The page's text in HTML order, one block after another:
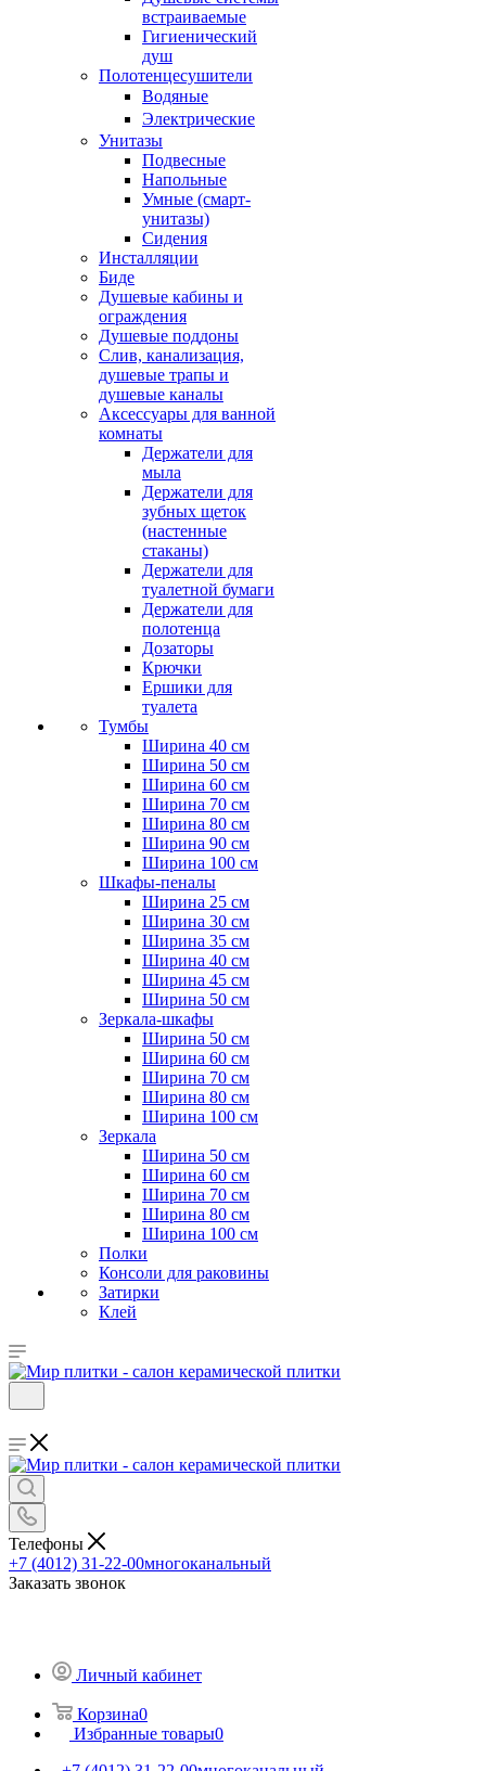
встраиваемые
Гигиенический
душ
Полотенцесушители
ㅤВодяные
ㅤЭлектрические
Унитазы
Подвесные
Напольные
Умные (смарт-
унитазы)
Сидения
Инсталляции
Биде
Душевые кабины и
ограждения
Душевые поддоны
Слив, канализация,
душевые трапы и
душевые каналы
Аксессуары для ванной
комнаты
Держатели для
мыла
Держатели для
зубных щеток
(настенные
стаканы)
Держатели для
туалетной бумаги
Держатели для
полотенца
Дозаторы
Крючки
Ершики для
туалета
Тумбы
Ширина 40 см
Ширина 50 см
Ширина 60 см
Ширина 70 см
Ширина 80 см
Ширина 90 см
Ширина 100 см
Шкафы-пеналы
Ширина 25 см
Ширина 30 см
Ширина 35 см
Ширина 40 см
Ширина 45 см
Ширина 50 см
Зеркала-шкафы
Ширина 50 см
Ширина 60 см
Ширина 70 см
Ширина 80 см
Ширина 100 см
Зеркала
Ширина 50 см
Ширина 60 см
Ширина 70 см
Ширина 80 см
Ширина 100 см
Полки
Консоли для раковины
Затирки
Клей
Телефоны
+7 (4012) 31-22-00многоканальный
Заказать звонок
Личный кабинет
Корзина0
Избранные товары0